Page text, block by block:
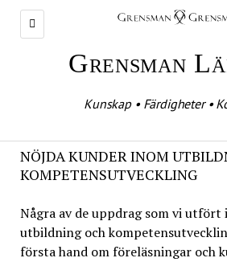
Grensman
Kunskap • Färdigheter •
NÖJDA KUNDER INOM
KOMPETENSUTVECKLING
Några av de uppdrag som vi
utbildning och
första hand om föreläsningar och